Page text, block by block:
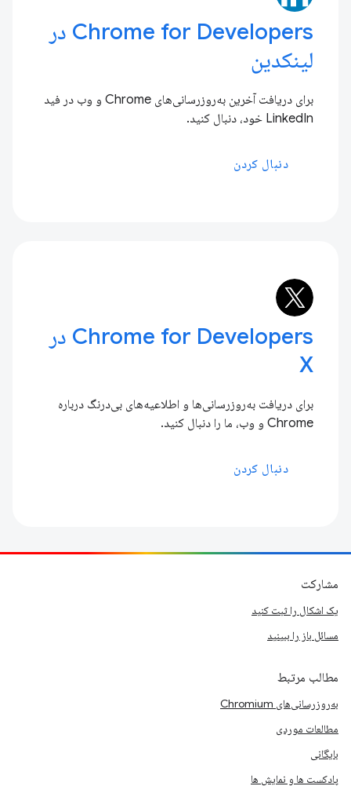
Chrome for Developers در
لینکدین
برای دریافت آخرین به‌روزرسانی‌های Chrome و وب در فید
LinkedIn خود، دنبال کنید.
دنبال کردن
Chrome for Developers در
X
برای دریافت به‌روزرسانی‌ها و اطلاعیه‌های بی‌درنگ درباره
Chrome و وب، ما را دنبال کنید.
دنبال کردن
مشارکت
یک اشکال را ثبت کنید
مسائل باز را ببینید
مطالب مرتبط
به‌روزرسانی‌های Chromium
مطالعات موردی
بایگانی
پادکست ها و نمایش ها